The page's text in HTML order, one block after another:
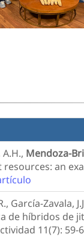
Mendoza-
an
Zavala,
de híbridos de
11(7): 59-